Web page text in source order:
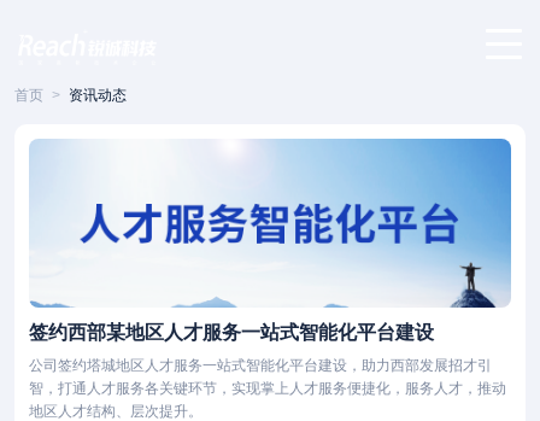
首页 > 资讯动态
签约西部某地区人才服务一站式智能化平台建设
公司签约塔城地区人才服务一站式智能化平台建设，助力西部发展招才引
智，打通人才服务各关键环节，实现掌上人才服务便捷化，服务人才，推动
地区人才结构、层次提升。